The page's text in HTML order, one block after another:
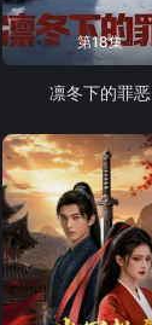
第18集
凛冬下的罪恶